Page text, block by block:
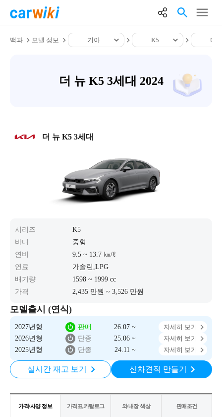
백과 모델 정보 기아 K5 더
더 뉴 K5 3세대 2024
더 뉴 K5 3세대
시리즈
K5
바디
중형
연비
9.5 ~ 13.7 ㎞/ℓ
연료
가솔린,LPG
배기량
1598 ~ 1999 cc
가격
2,435 만원 ~ 3,526 만원
모델출시 (연식)
2027년형 판매 26.07 ~
자세히 보기
2026년형
단종 25.06 ~
자세히 보기
2025년형
단종 24.11 ~ 자세히 보기
실시간 재고 보기 신차견적 만들기
가격/사양 정보 가격표,카탈로그 외/내장 색상 판매조건